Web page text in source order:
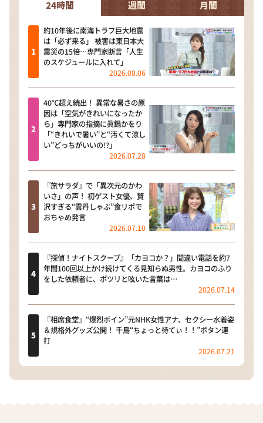
24時間 週間 月間
約10年後に南海トラフ巨大地震
は「必ず来る」 被害は東日本大
震災の15倍…専門家断言「人生
のスケジュールに入れて」
2026.08.06
40℃超え続出！ 異常な暑さの原
因は「空気がきれいになったか
ら」専門家の指摘に眞鍋かをり
「“きれいで暑い”と“汚くて涼し
い”どっちがいいの!?」
2026.07.28
『旅サラダ』で「異次元のかわ
いさ」の声！ 初ゲスト女優、贅
沢すぎる“雲丹しゃぶ”食リポで
おちゃめ発言
2026.07.10
『探偵！ナイトスクープ』「カヨコか？」間違い電話を約7
年間100回以上かけ続けてくる見知らぬ男性。カヨコのふり
をした依頼者に、ポツリと呟いた言葉は…
2026.07.14
『相席食堂』“爆烈ボイン”元NHK女性アナ、セクシー水着姿
＆規格外グッズ公開！ 千鳥“ちょっと待てぃ！！”ボタン連
打
2026.07.21